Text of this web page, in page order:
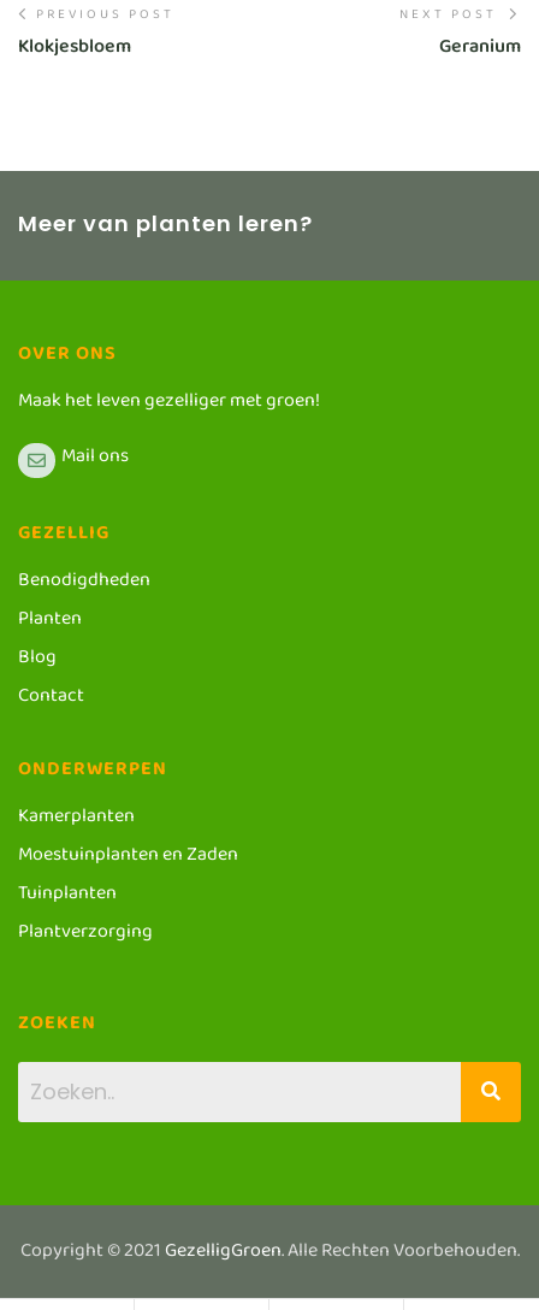
PREVIOUS POST
Klokjesbloem
NEXT POST
Geranium
Meer van planten leren?
OVER ONS
Maak het leven gezelliger met groen!
Mail ons
GEZELLIG
Benodigdheden
Planten
Blog
Contact
ONDERWERPEN
Kamerplanten
Moestuinplanten en Zaden
Tuinplanten
Plantverzorging
ZOEKEN
Copyright © 2021GezelligGroen. Alle Rechten Voorbehouden.